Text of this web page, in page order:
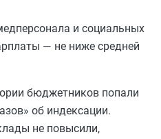
и социальных
— не ниже средней
бюджетников попали
об индексации.
не повысили,